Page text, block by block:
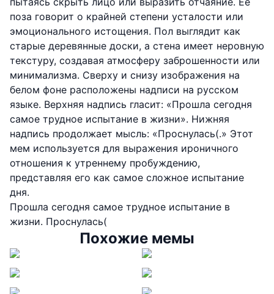
поза говорит о крайней степени усталости или
эмоционального истощения. Пол выглядит как
старые деревянные доски, а стена имеет неровную
текстуру, создавая атмосферу заброшенности или
минимализма. Сверху и снизу изображения на
белом фоне расположены надписи на русском
языке. Верхняя надпись гласит: «Прошла сегодня
самое трудное испытание в жизни». Нижняя
надпись продолжает мысль: «Проснулась(.» Этот
мем используется для выражения ироничного
отношения к утреннему пробуждению,
представляя его как самое сложное испытание
дня.
Прошла сегодня самое трудное испытание в
жизни. Проснулась(
Похожие мемы